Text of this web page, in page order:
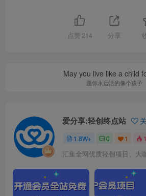
点赞 214 分享
May you live like a child
愿你永远活的像个孩子
爱分享:轻创终点站
1.8W+ 0 1
汇集全网优质轻创项目、大